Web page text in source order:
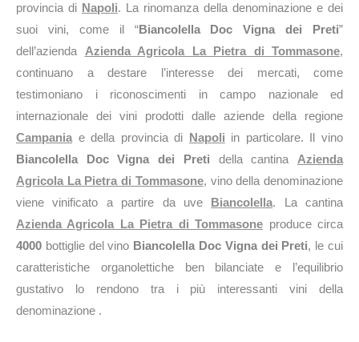
provincia di Napoli. La rinomanza della denominazione e dei
suoi vini, come il “Biancolella Doc Vigna dei Preti”
dell’azienda Azienda Agricola La Pietra di Tommasone,
continuano a destare l’interesse dei mercati, come
testimoniano i riconoscimenti in campo nazionale ed
internazionale dei vini prodotti dalle aziende della regione
Campania e della provincia di Napoli in particolare. Il vino
Biancolella Doc Vigna dei Preti della cantina Azienda
Agricola La Pietra di Tommasone, vino della denominazione
viene vinificato a partire da uve Biancolella. La cantina
Azienda Agricola La Pietra di Tommasone produce circa
4000 bottiglie del vino Biancolella Doc Vigna dei Preti, le cui
caratteristiche organolettiche ben bilanciate e l’equilibrio
gustativo lo rendono tra i più interessanti vini della
denominazione .